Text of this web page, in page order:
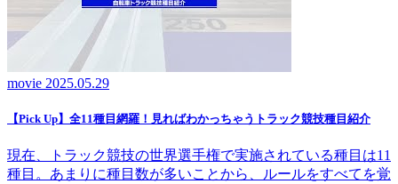
movie 2025.05.29
【Pick Up】全11種目網羅！見ればわかっちゃうトラック競技種目紹介
現在、トラック競技の世界選手権で実施されている種目は11
種目。あまりに種目数が多いことから、ルールをすべてを覚